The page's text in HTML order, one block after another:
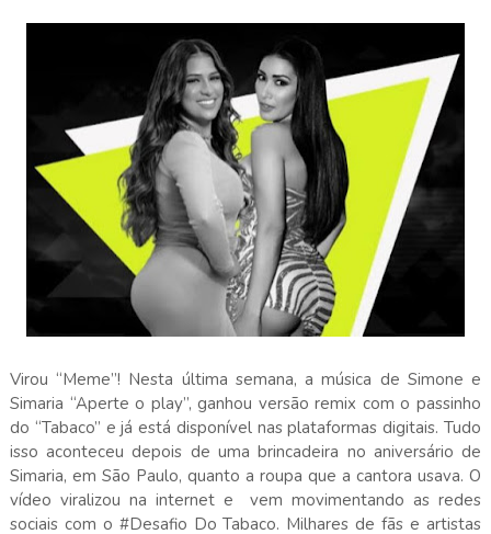
Virou “Meme”! Nesta última semana, a música de Simone e
Simaria “Aperte o play”, ganhou versão remix com o passinho
do “Tabaco” e já está disponível nas plataformas digitais. Tudo
isso aconteceu depois de uma brincadeira no aniversário de
Simaria, em São Paulo, quanto a roupa que a cantora usava. O
vídeo viralizou na internet e vem movimentando as redes
sociais com o #Desafio Do Tabaco. Milhares de fãs e artistas